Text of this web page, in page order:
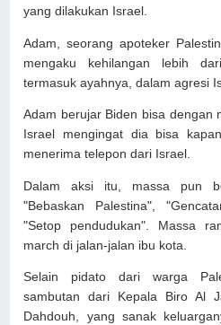
yang dilakukan Israel.
Adam, seorang apoteker
mengaku kehilangan lebih
termasuk ayahnya, dalam agresi
Adam berujar Biden bisa dengan
Israel mengingat dia bisa
menerima telepon dari Israel.
Dalam aksi itu, massa pun
"Bebaskan Palestina",
"Setop pendudukan". Massa
march di jalan-jalan ibu kota.
Selain pidato dari warga
sambutan dari Kepala Biro Al
Dahdouh, yang sanak